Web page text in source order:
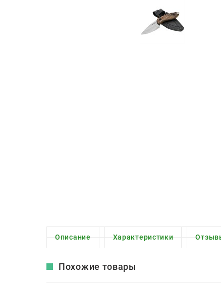
Описание Характеристики
Похожие товары